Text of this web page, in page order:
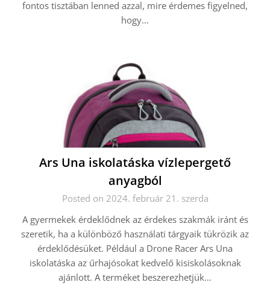
fontos tisztában lenned azzal, mire érdemes figyelned,
hogy…
Ars Una iskolatáska vízlepergető
anyagból
Posted on 2024. február 21. szerda
A gyermekek érdeklődnek az érdekes szakmák iránt és
szeretik, ha a különböző használati tárgyaik tükrözik az
érdeklődésüket. Például a Drone Racer Ars Una
iskolatáska az űrhajósokat kedvelő kisiskolásoknak
ajánlott. A terméket beszerezhetjük…